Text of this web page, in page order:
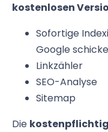
kostenlosen
Sofortige
Google
Linkzähler
SEO-Analyse
Sitemap
Die